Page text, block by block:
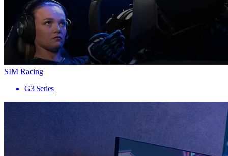
SIM Racing
G3 Series